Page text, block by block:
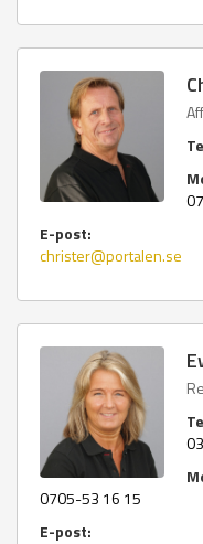
E-post:
christer@portalen.se
0705-53 16 15
E-post: